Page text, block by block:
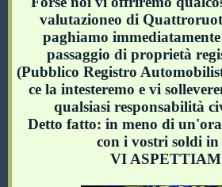
valutazioneo di
paghiamo
passaggio di proprietà
(Pubblico Registro
ce la intesteremo e vi
qualsiasi responsabilità
Detto fatto: in meno di un'ora
con i vostri soldi in
VI